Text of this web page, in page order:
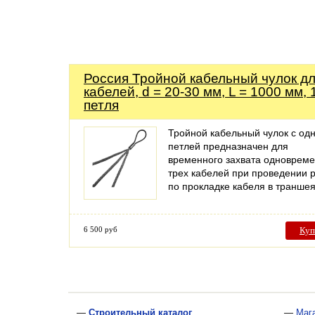
Россия Тройной кабельный чулок
кабелей, d = 20-30 мм, L = 1000 мм,
петля
Тройной кабельный чулок с
петлей предназначен для
временного захвата
трех кабелей при проведении
по прокладке кабеля в
6 500 руб
— Строительный каталог —